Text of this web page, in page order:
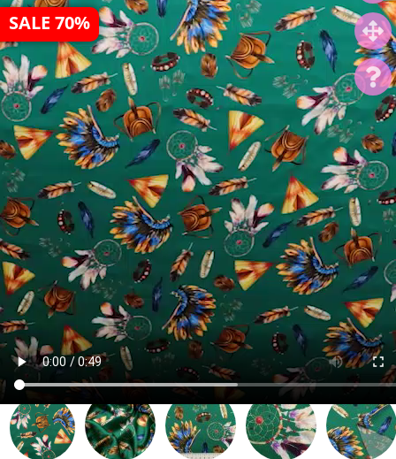
SALE 70%
Артикул: 009580| Место: A-5-3